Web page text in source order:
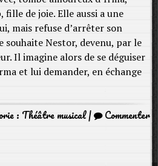
fille de joie. Elle aussi a une
mais refuse d’arrêter son
souhaite Nestor, devenu, par le
Il imagine alors de se déguiser
et lui demander, en échange
: Théâtre musical| Commenter